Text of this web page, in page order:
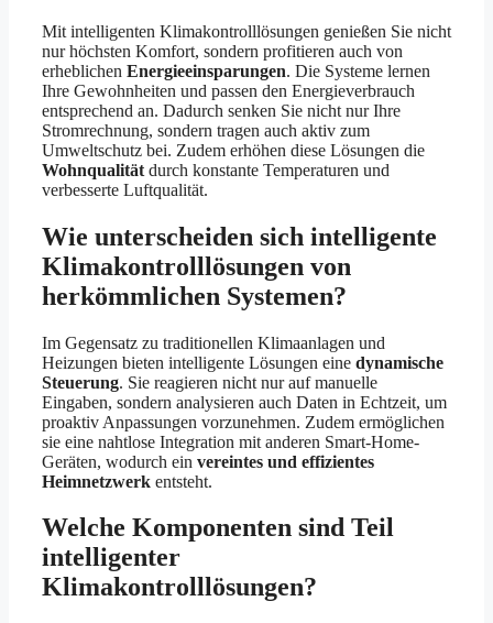
Mit intelligenten Klimakontrolllösungen genießen Sie nicht
nur höchsten Komfort, sondern profitieren auch von
erheblichen Energieeinsparungen. Die Systeme lernen
Ihre Gewohnheiten und passen den Energieverbrauch
entsprechend an. Dadurch senken Sie nicht nur Ihre
Stromrechnung, sondern tragen auch aktiv zum
Umweltschutz bei. Zudem erhöhen diese Lösungen die
Wohnqualität durch konstante Temperaturen und
verbesserte Luftqualität.
Wie unterscheiden sich intelligente
Klimakontrolllösungen von
herkömmlichen Systemen?
Im Gegensatz zu traditionellen Klimaanlagen und
Heizungen bieten intelligente Lösungen eine dynamische
Steuerung. Sie reagieren nicht nur auf manuelle
Eingaben, sondern analysieren auch Daten in Echtzeit, um
proaktiv Anpassungen vorzunehmen. Zudem ermöglichen
sie eine nahtlose Integration mit anderen Smart-Home-
Geräten, wodurch ein vereintes und effizientes
Heimnetzwerk entsteht.
Welche Komponenten sind Teil
intelligenter
Klimakontrolllösungen?